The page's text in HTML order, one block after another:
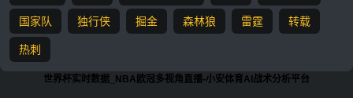
国家队 独行侠 掘金 森林狼 雷霆 转载
热刺
世界杯实时数据_NBA欧冠多视角直播-小安体育AI战术分析平台